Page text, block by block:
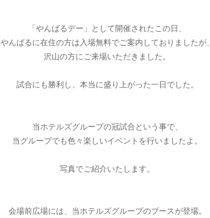
「やんばるデー」として開催されたこの日、
やんばるに在住の方は入場無料でご案内しておりましたが、
沢山の方にご来場いただきました。
試合にも勝利し、本当に盛り上がった一日でした。
当ホテルズグループの冠試合という事で、
当グループでも色々楽しいイベントを行いましたよ。
写真でご紹介いたします。
会場前広場には、当ホテルズグループのブースが登場。